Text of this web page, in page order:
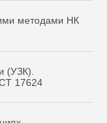
методами НК
(УЗК).
17624